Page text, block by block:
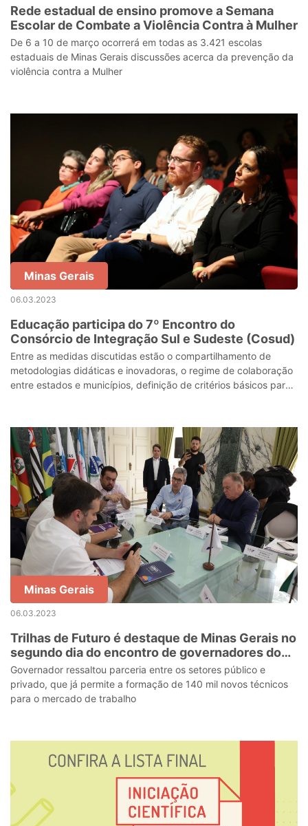
Rede estadual de ensino promove a Semana
Escolar de Combate a Violência Contra à Mulher
De 6 a 10 de março ocorrerá em todas as 3.421 escolas
estaduais de Minas Gerais discussões acerca da prevenção da
violência contra a Mulher
Minas Gerais
06.03.2023
Educação participa do 7º Encontro do
Consórcio de Integração Sul e Sudeste (Cosud)
Entre as medidas discutidas estão o compartilhamento de
metodologias didáticas e inovadoras, o regime de colaboração
entre estados e municípios, definição de critérios básicos para
Minas Gerais
06.03.2023
Trilhas de Futuro é destaque de Minas Gerais no
segundo dia do encontro de governadores do
Sul e Sudeste
Governador ressaltou parceria entre os setores público e
privado, que já permite a formação de 140 mil novos técnicos
para o mercado de trabalho